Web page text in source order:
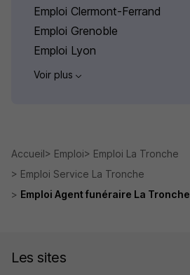
Emploi Clermont-Ferrand
Emploi Grenoble
Emploi Lyon
Voir plus
Accueil Emploi
Emploi La Tronche
Emploi Service La Tronche
Emploi Agent funéraire La Tronche
Les sites